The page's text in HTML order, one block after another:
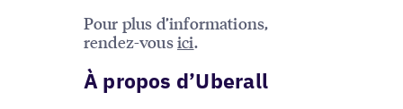
Pour plus d’informations,
rendez-vousici.
À propos d’Uberall